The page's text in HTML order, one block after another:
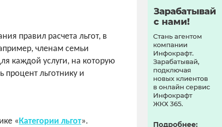
правил расчета льгот, в
членам семьи
каждой услуги, на которую
процент льготнику и
«Категории льгот».